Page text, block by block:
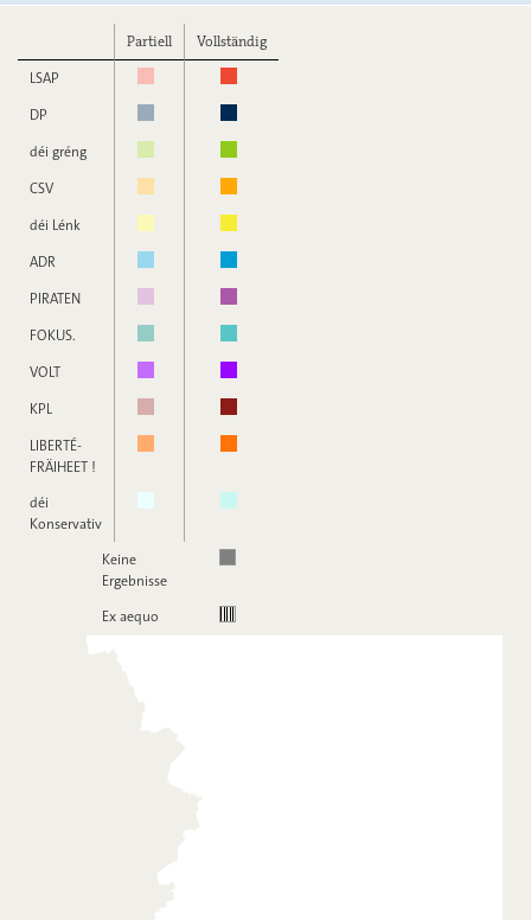
Partiell
Vollständig
LSAP
DP
déi gréng
CSV
déi Lénk
ADR
PIRATEN
FOKUS.
VOLT
KPL
LIBERTÉ-
FRÄIHEET !
déi
Konservativ
Keine
Ergebnisse
Ex aequo